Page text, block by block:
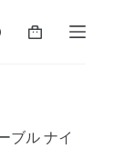
ブル ナイ